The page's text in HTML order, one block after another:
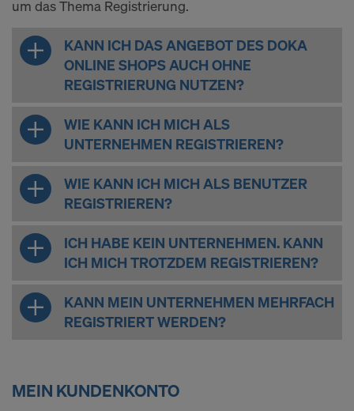
um das Thema Registrierung.
KANN ICH DAS ANGEBOT DES DOKA
ONLINE SHOPS AUCH OHNE
REGISTRIERUNG NUTZEN?
WIE KANN ICH MICH ALS
UNTERNEHMEN REGISTRIEREN?
WIE KANN ICH MICH ALS BENUTZER
REGISTRIEREN?
ICH HABE KEIN UNTERNEHMEN. KANN
ICH MICH TROTZDEM REGISTRIEREN?
KANN MEIN UNTERNEHMEN MEHRFACH
REGISTRIERT WERDEN?
MEIN KUNDENKONTO
Einwilligung jederzeit grundlos mit Wirkung für die
Zukunft widerrufen, indem Sie zB auf
Einstellungenam Ende dieser Website klicken.
Weitere Informationen zu unseren Cookies finden
Sie in unserer Datenschutzerklärung
auszuwählen (Erweiterte Cookie-Einstellungen).
VON COOKIES UND DER
ÜBERMITTLUNG IHRER
DIE USA EINVERSTANDEN?